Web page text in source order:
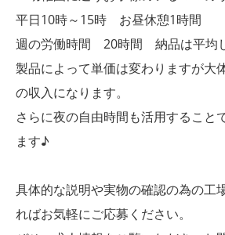
平日10時～15時 お昼休憩1時間
週の労働時間 20時間 納品は平均
製品によって単価は変わりますが大
の収入になります。
さらに夜の自由時間も活用すること
ます♪
具体的な説明や実物の確認の為の工
ればお気軽にご応募ください。